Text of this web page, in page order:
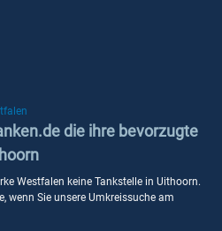
die ihre bevorzugte
Westfalen keine Tankstelle in Uithoorn.
wenn Sie unsere Umkreissuche am